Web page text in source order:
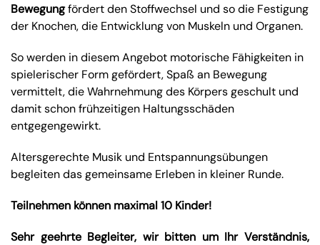
Bewegungfördert den Stoffwechsel und so die Festigung
der Knochen, die Entwicklung von Muskeln und Organen.
So werden in diesem Angebot motorische Fähigkeiten in
spielerischer Form gefördert, Spaß an Bewegung
vermittelt, die Wahrnehmung des Körpers geschult und
damit schon frühzeitigen Haltungsschäden
entgegengewirkt.
Altersgerechte Musik und Entspannungsübungen
begleiten das gemeinsame Erleben in kleiner Runde.
Teilnehmen können maximal 10 Kinder!
Sehr geehrte Begleiter, wir bitten um Ihr Verständnis,